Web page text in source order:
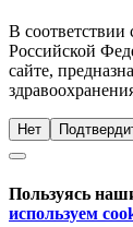
В соответствии
Российской
сайте,
Нет
Пользуясь
используем